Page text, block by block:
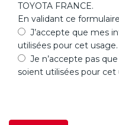
TOYOTA FRANCE.
En validant ce
J’accepte que mes
utilisées pour cet usage.
Je n’accepte pas
soient utilisées pour cet